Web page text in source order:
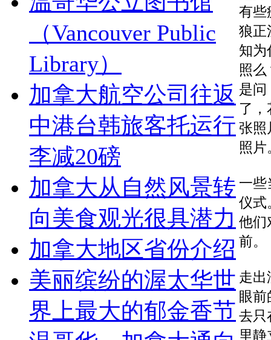
（Vancouver Public
Library）
加拿大航空公司往返
中港台韩旅客托运行
李减20磅
加拿大从自然风景转
向美食观光很具潜力
加拿大地区省份介绍
美丽缤纷的渥太华世
界上最大的郁金香节
有些
狼正
知为
照
是问
了
张照
照片
一些
仪式
他们
前。
走出
眼前
去只
里